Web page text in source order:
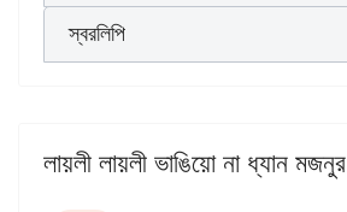
স্বরলিপি
লায়লী লায়লী ভাঙিয়ো না ধ্যান মজনুর